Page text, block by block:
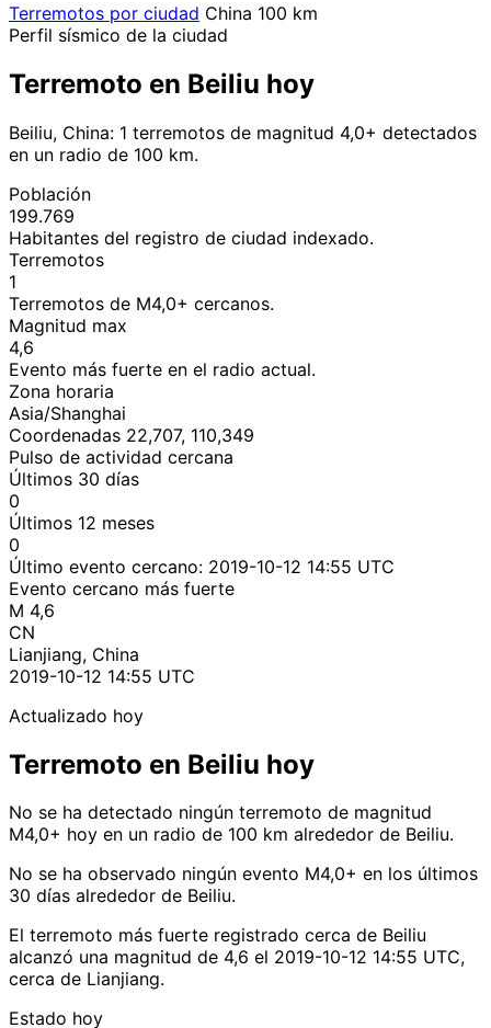
Terremotos por ciudad China 100 km
Perfil sísmico de la ciudad
Terremoto en Beiliu hoy
Beiliu, China: 1 terremotos de magnitud 4,0+ detectados
en un radio de 100 km.
Población
199.769
Habitantes del registro de ciudad indexado.
Terremotos
1
Terremotos de M4,0+ cercanos.
Magnitud max
4,6
Evento más fuerte en el radio actual.
Zona horaria
Asia/Shanghai
Coordenadas 22,707, 110,349
Pulso de actividad cercana
Últimos 30 días
0
Últimos 12 meses
0
Último evento cercano: 2019-10-12 14:55 UTC
Evento cercano más fuerte
M 4,6
CN
Lianjiang, China
2019-10-12 14:55 UTC
Actualizado hoy
Terremoto en Beiliu hoy
No se ha detectado ningún terremoto de magnitud
M4,0+ hoy en un radio de 100 km alrededor de Beiliu.
No se ha observado ningún evento M4,0+ en los últimos
30 días alrededor de Beiliu.
El terremoto más fuerte registrado cerca de Beiliu
alcanzó una magnitud de 4,6 el 2019-10-12 14:55 UTC,
cerca de Lianjiang.
Estado hoy